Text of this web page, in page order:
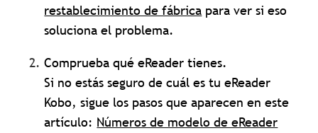
restablecimiento de fábrica para ver si eso
soluciona el problema.
Comprueba qué eReader tienes.
Si no estás seguro de cuál es tu eReader
Kobo, sigue los pasos que aparecen en este
artículo: Números de modelo de eReader